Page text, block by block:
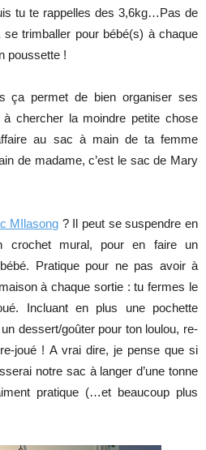
tu te rappelles des 3,6kg…Pas de
trimballer pour bébé(s) à chaque
poussette !
ça permet de bien organiser ses
chercher la moindre petite chose
au sac à main de ta femme
de madame, c’est le sac de Mary
MIlasong ? Il peut se suspendre en
crochet mural, pour en faire un
Pratique pour ne pas avoir à
à chaque sortie : tu fermes le
Incluant en plus une pochette
dessert/goûter pour ton loulou, re-
joué ! A vrai dire, je pense que si
notre sac à langer d’une tonne
pratique (…et beaucoup plus